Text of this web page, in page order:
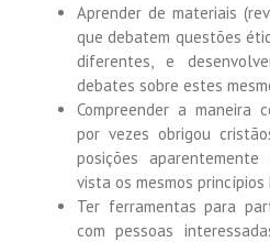
Aprender de materiais
que debatem questões
diferentes, e
debates sobre estes
Compreender a maneira
por vezes obrigou
posições
vista os mesmos
Ter ferramentas para
com pessoas